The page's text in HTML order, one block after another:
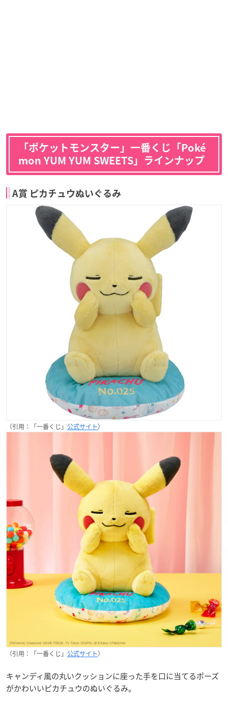
「ポケットモンスター」一番くじ「 Poké
mon YUM YUM SWEETS 」ラインナップ
A賞 ピカチュウぬいぐるみ
（引用：「一番くじ」 公式サイト）
（引用：「一番くじ」 公式サイト）
キャンディ風の丸いクッションに座った手を口に当てるポーズ
がかわいいピカチュウのぬいぐるみ。